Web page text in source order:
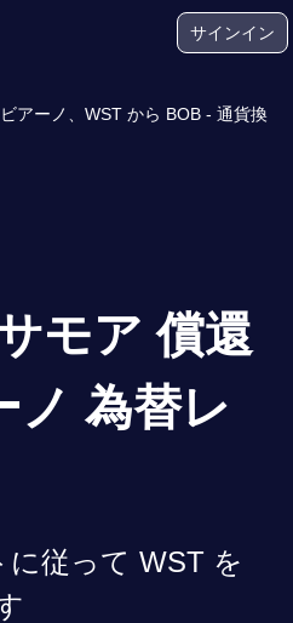
サインイン
アーノ、WST から BOB - 通貨換
モア 償還
ノ 為替レ
に従って WST を